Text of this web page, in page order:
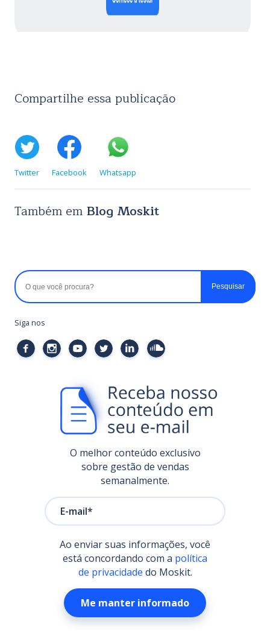
Compartilhe essa publicação
Twitter Facebook Whatsapp
Também em Blog Moskit
Siga nos
O melhor conteúdo exclusivo
sobre gestão de vendas
semanalmente.
Ao enviar suas informações, você
está concordando com a política
de privacidade do Moskit.